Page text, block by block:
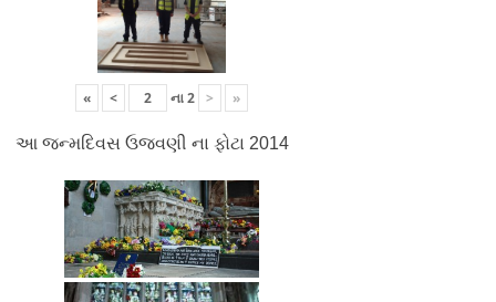
« < ના2 > »
આ જન્મદિવસ ઉજવણી ના ફોટા 2014